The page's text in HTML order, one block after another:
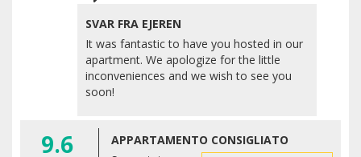
SVAR FRA EJEREN
It was fantastic to have you hosted in our
apartment. We apologize for the little
inconveniences and we wish to see you
soon!
9.6 APPARTAMENTO CONSIGLIATO